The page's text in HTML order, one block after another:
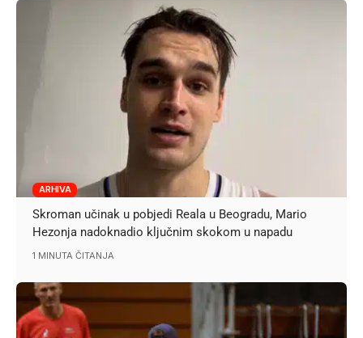
ARHIVA
Skroman učinak u pobjedi Reala u Beogradu, Mario
Hezonja nadoknadio ključnim skokom u napadu
1 MINUTA ČITANJA